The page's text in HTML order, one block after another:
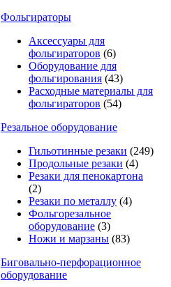
Фольгираторы
Аксессуары для
фольгираторов (6)
Оборудование для
фольгирования (43)
Расходные материалы для
фольгираторов (54)
Резальное оборудование
Гильотинные резаки (249)
Продольные резаки (4)
Резаки для пенокартона
(2)
Резаки по металлу (4)
Фольгорезальное
оборудование (3)
Ножи и марзаны (83)
Биговально-перфорационное
оборудование